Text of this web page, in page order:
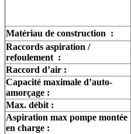
Matériau de construction :
Raccords aspiration /
refoulement :
Raccord d’air :
Capacité maximale d’auto-
amorçage :
Max. débit :
Aspiration max pompe montée
en charge :